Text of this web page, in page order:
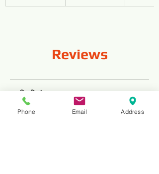
Reviews
टिप्पणियां
Phone Email Address